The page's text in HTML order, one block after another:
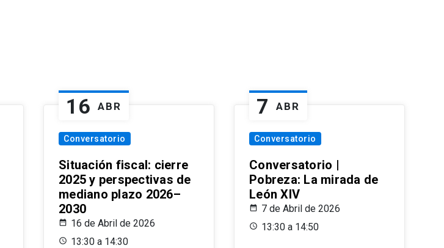
16 ABR
Conversatorio
Situación fiscal: cierre
2025 y perspectivas de
mediano plazo 2026–
2030
16 de Abril de 2026
13:30 a 14:30
7 ABR
Conversatorio
Conversatorio |
Pobreza: La mirada de
León XIV
7 de Abril de 2026
13:30 a 14:50